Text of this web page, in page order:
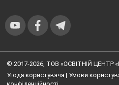
© 2017-2026, ТОВ «ОСВІТНІЙ ЦЕНТР
Угода користувача | Умови